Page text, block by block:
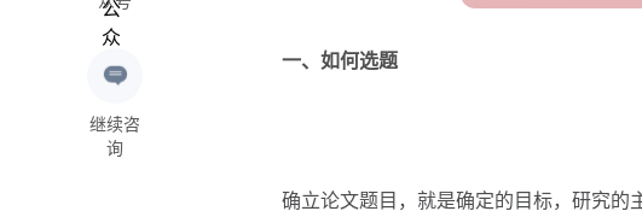
继续咨
询
一、如何选题
确立论文题目，就是确定的目标，研究的